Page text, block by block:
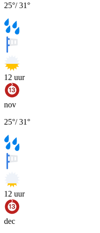
25°/31°
12 uur
nov
25°/31°
12 uur
dec